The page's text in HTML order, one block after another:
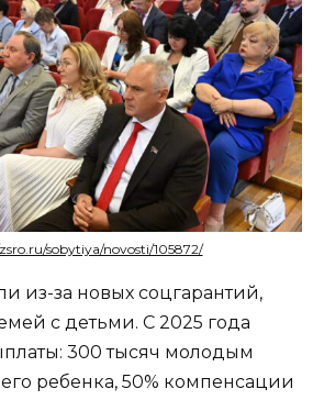
sobytiya/novosti/105872/
из-за новых соцгарантий,
с детьми. С 2025 года
300 тысяч молодым
ребенка, 50% компенсации